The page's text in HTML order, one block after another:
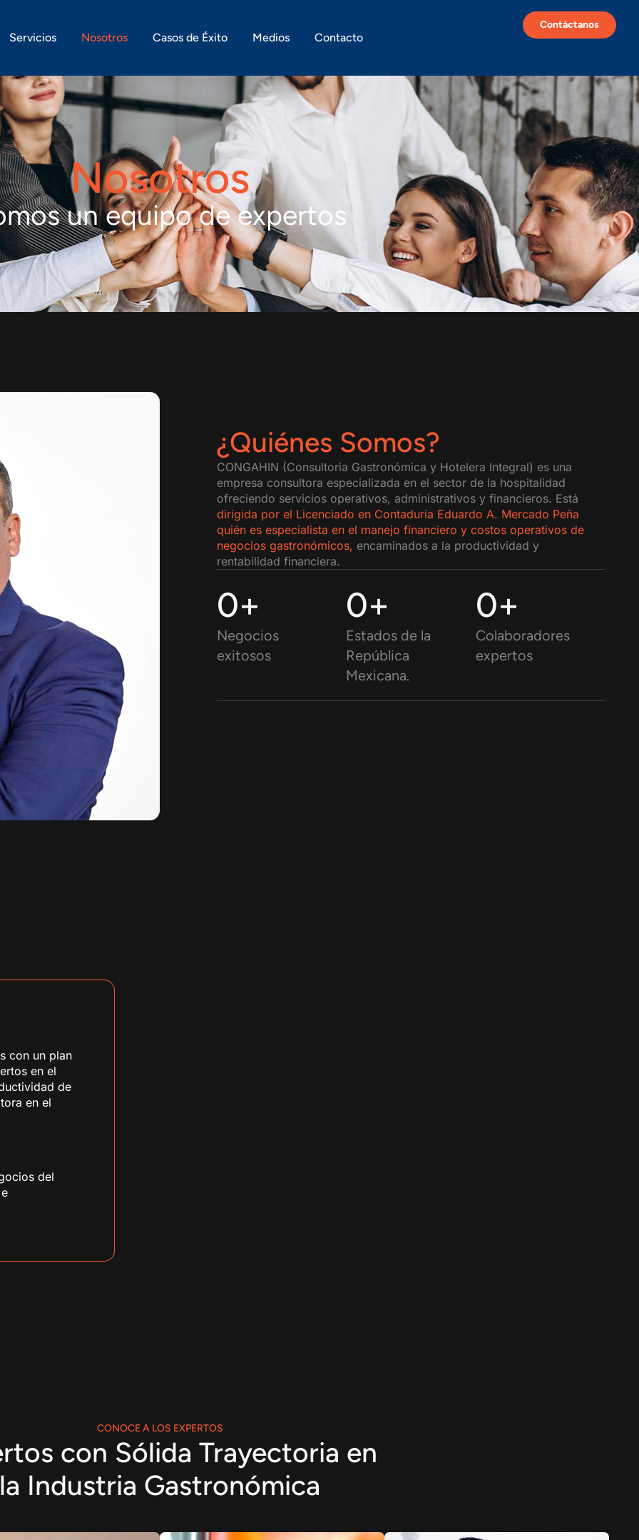
Servicios Nosotros Casos de Éxito Medios Contacto
Contáctanos
Nosotros
un equipo de expertos
¿Quiénes Somos?
CONGAHIN (Consultoria Gastronómica y Hotelera Integral) es una
empresa consultora especializada en el sector de la hospitalidad
ofreciendo servicios operativos, administrativos y financieros. Está
dirigida por el Licenciado en Contaduría Eduardo A. Mercado Peña
quién es especialista en el manejo financiero y costos operativos de
negocios gastronómicos, encaminados a la productividad y
rentabilidad financiera.
Negocios
exitosos
0+
Estados de la
República
Mexicana.
0+
Colaboradores
expertos
0+
con un plan
en el
de
en el
del
CONOCE A LOS EXPERTOS
con Sólida Trayectoria en
la Industria Gastronómica